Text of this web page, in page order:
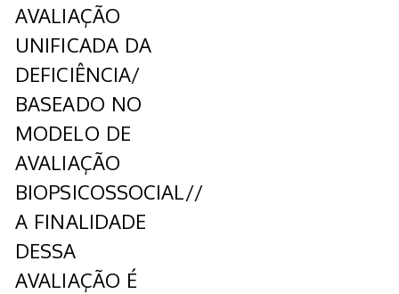
AVALIAÇÃO
UNIFICADA DA
DEFICIÊNCIA/
BASEADO NO
MODELO DE
AVALIAÇÃO
BIOPSICOSSOCIAL//
A FINALIDADE
DESSA
AVALIAÇÃO É